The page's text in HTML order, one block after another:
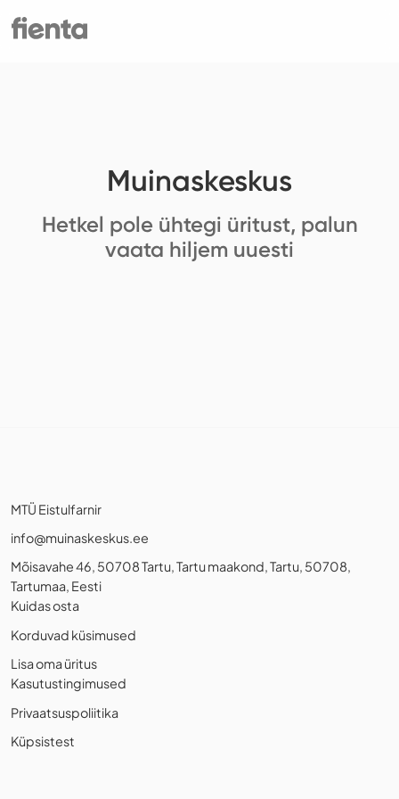
Muinaskeskus
Hetkel pole ühtegi üritust, palun
vaata hiljem uuesti
MTÜ Eistulfarnir
info@muinaskeskus.ee
Mõisavahe 46, 50708 Tartu, Tartu maakond, Tartu, 50708,
Tartumaa, Eesti
Kuidas osta
Korduvad küsimused
Lisa oma üritus
Kasutustingimused
Privaatsuspoliitika
Küpsistest